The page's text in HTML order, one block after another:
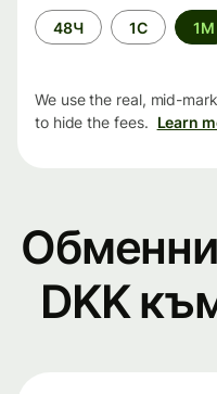
Time
period
48Ч 1С 1М
We use the real, mid-
to hide the fees. Learn
DKK